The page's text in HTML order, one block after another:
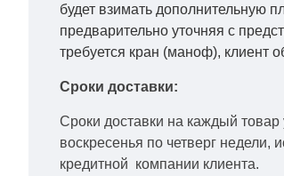
будет взимать дополнительную
предварительно уточняя с
требуется кран (маноф), клиент
Сроки доставки:
Сроки доставки на каждый товар
воскресенья по четверг
кредитной компании клиента.